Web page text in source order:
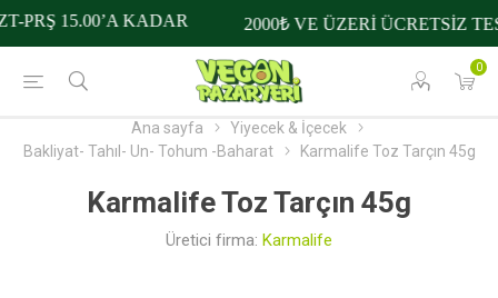
0
PRŞ 15.00’A KADAR 2000₺ VE ÜZERİ ÜCRETSİZ
Ana sayfa
Yiyecek & İçecek
Bakliyat- Tahıl- Un- Tohum -Baharat
Karmalife Toz Tarçın 45g
Karmalife Toz Tarçın 45g
Üretici firma: Karmalife